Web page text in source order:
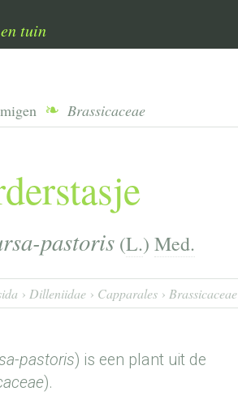
tuin
Brassicaceae
pastoris (L.) Med.
Dilleniidae Capparales Brassicaceae
pastoris) is een plant uit de
).